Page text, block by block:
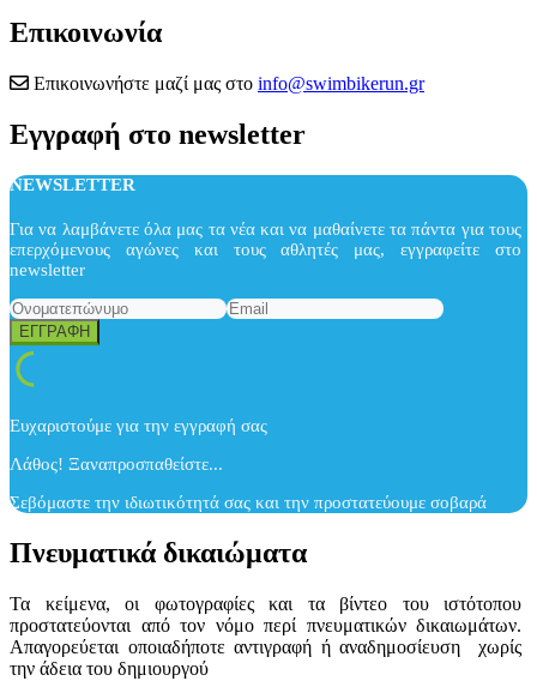
Επικοινωνία
Επικοινωνήστε μαζί μας στο info@swimbikerun.gr
Εγγραφή στο newsletter
NEWSLETTER
Για να λαμβάνετε όλα μας τα νέα και να μαθαίνετε τα πάντα για τους
επερχόμενους αγώνες και τους αθλητές μας, εγγραφείτε στο
newsletter
Ευχαριστούμε για την εγγραφή σας
Λάθος! Ξαναπροσπαθείστε...
Σεβόμαστε την ιδιωτικότητά σας και την προστατεύουμε σοβαρά
Πνευματικά δικαιώματα
Τα κείμενα, οι φωτογραφίες και τα βίντεο του ιστότοπου
προστατεύονται από τον νόμο περί πνευματικών δικαιωμάτων.
Απαγορεύεται οποιαδήποτε αντιγραφή ή αναδημοσίευση χωρίς
την άδεια του δημιουργού